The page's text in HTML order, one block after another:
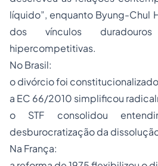
líquido”, enquanto Byung-Chul
dos vínculos
hipercompetitivas.
No Brasil:
o divórcio foi
a EC 66/2010 simplificou
o STF consolidou
desburocratização da
Na França: